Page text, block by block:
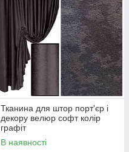
Тканина для штор порт'єр і
декору велюр софт колір
графіт
В наявності